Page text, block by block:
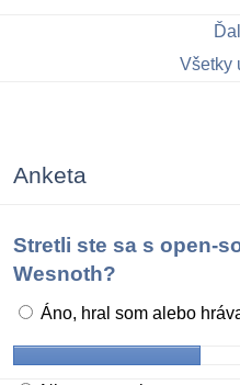
Všetky
Anketa
Stretli ste sa s open-
Wesnoth?
Áno, hral som alebo